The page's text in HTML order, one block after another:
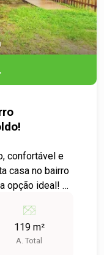
da cidade,
para quem
Agende
o que este
confortável e
casa no bairro
opção ideal! O
bem
natural,
a família. No
119 m²
A. Total